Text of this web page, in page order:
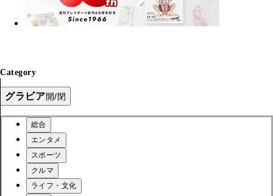
Category
グラビア開/閉
総合
エンタメ
スポーツ
クルマ
ライフ・文化